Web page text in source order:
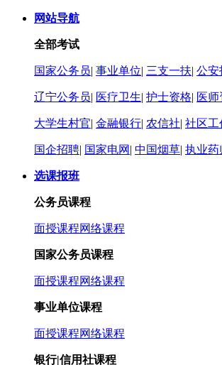
网站导航
全部考试
国家公务员| 事业单位| 三支一扶| 公安
辽宁公务员| 医疗卫生| 护士资格| 医师
大学生村官| 金融银行| 农信社| 社区工
国企招聘| 国家电网 | 中国烟草| 执业药
选课报班
公务员课程
面授课程网络课程
国家公务员课程
面授课程网络课程
事业单位课程
面授课程网络课程
银行|信用社课程